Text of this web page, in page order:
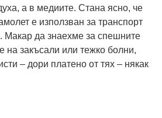
а в медиите. Стана ясно, че
е използван за транспорт
Макар да знаехме за спешните
на закъсали или тежко болни,
– дори платено от тях – някак